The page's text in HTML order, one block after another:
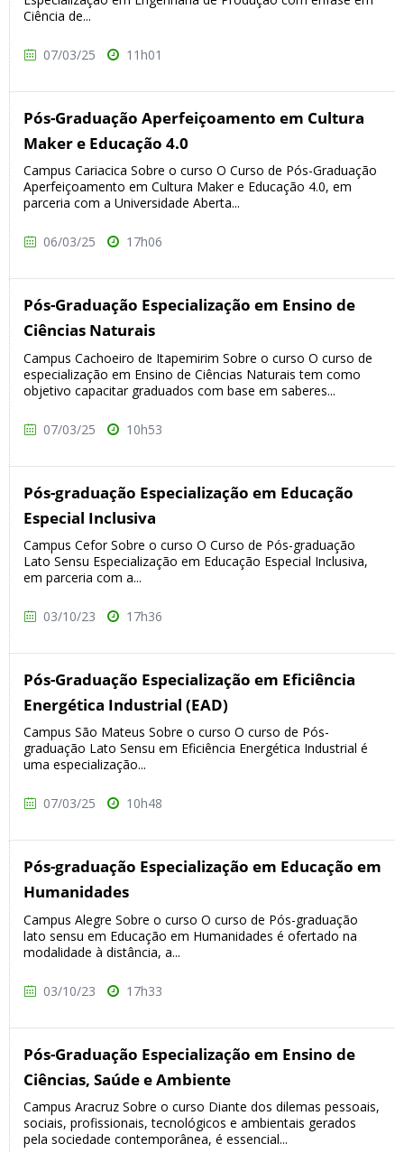
Ciência de...
07/03/25 11h01
Pós-Graduação Aperfeiçoamento em Cultura
Maker e Educação 4.0
Campus Cariacica Sobre o curso O Curso de Pós-Graduação
Aperfeiçoamento em Cultura Maker e Educação 4.0, em
parceria com a Universidade Aberta...
06/03/25 17h06
Pós-Graduação Especialização em Ensino de
Ciências Naturais
Campus Cachoeiro de Itapemirim Sobre o curso O curso de
especialização em Ensino de Ciências Naturais tem como
objetivo capacitar graduados com base em saberes...
07/03/25 10h53
Pós-graduação Especialização em Educação
Especial Inclusiva
Campus Cefor Sobre o curso O Curso de Pós-graduação
Lato Sensu Especialização em Educação Especial Inclusiva,
em parceria com a...
03/10/23 17h36
Pós-Graduação Especialização em Eficiência
Energética Industrial (EAD)
Campus São Mateus Sobre o curso O curso de Pós-
graduação Lato Sensu em Eficiência Energética Industrial é
uma especialização...
07/03/25 10h48
Pós-graduação Especialização em Educação em
Humanidades
Campus Alegre Sobre o curso O curso de Pós-graduação
lato sensu em Educação em Humanidades é ofertado na
modalidade à distância, a...
03/10/23 17h33
Pós-Graduação Especialização em Ensino de
Ciências, Saúde e Ambiente
Campus Aracruz Sobre o curso Diante dos dilemas pessoais,
sociais, profissionais, tecnológicos e ambientais gerados
pela sociedade contemporânea, é essencial...